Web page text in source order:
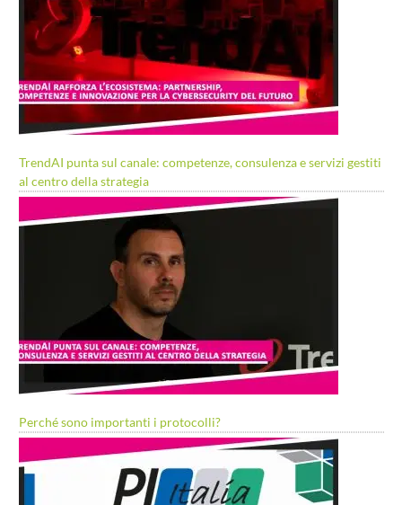
TrendAI punta sul canale: competenze, consulenza e servizi gestiti
al centro della strategia
Perché sono importanti i protocolli?